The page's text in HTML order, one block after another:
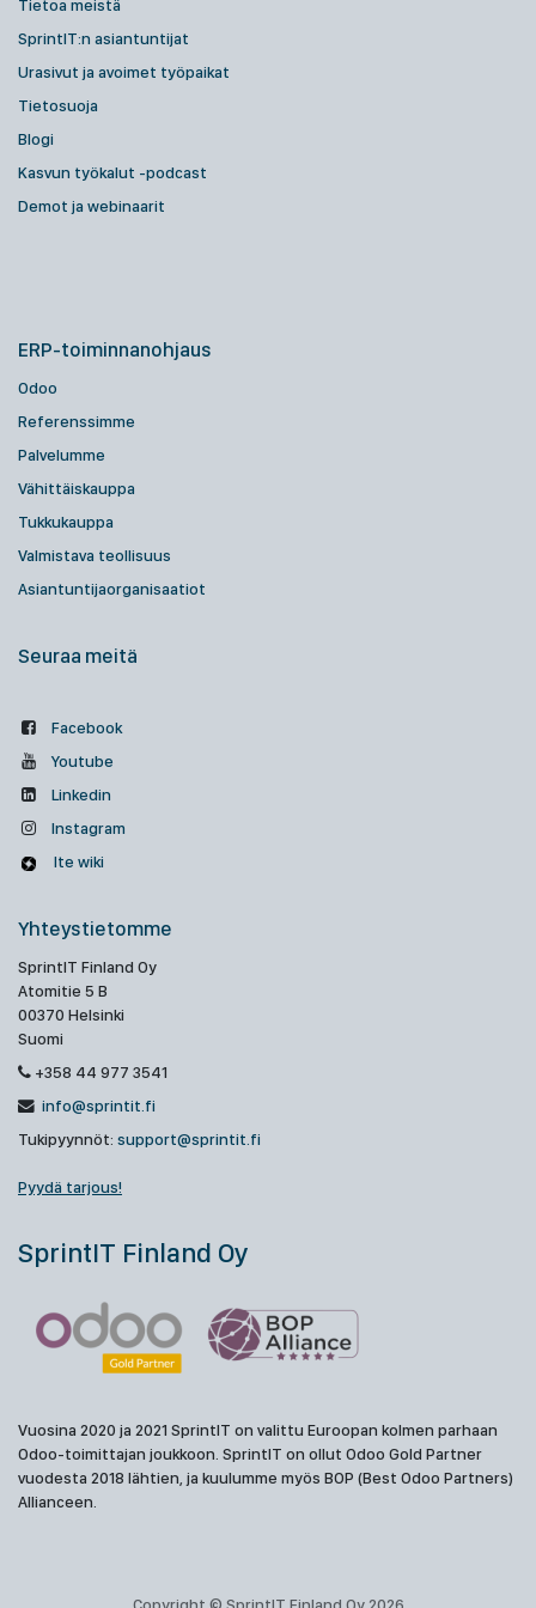
Tietoa meistä
SprintIT:n asiantuntijat
Urasivut ja avoimet työpaikat
Tietosuoja
Blogi
Kasvun työkalut -podcast
Demot ja webinaarit
ERP-toiminnanohjaus
Odoo
Referenssimme
Palvelumme
Vähittäiskauppa
Tukkukauppa
Valmistava teollisuus
Asiantuntijaorganisaatiot
Seuraa meitä
Facebook
Youtube
Linkedin
Instagram
Ite wiki
Yhteystietomme
SprintIT Finland Oy
Atomitie 5 B
00370 Helsinki
Suomi
+358 44 977 3541
info@sprintit.fi
Tukipyynnöt: support@sprintit.fi
Pyydä tarjous!
SprintIT Finland Oy
Vuosina 2020 ja 2021 SprintIT on valittu Euroopan kolmen parhaan
Odoo-toimittajan joukkoon. SprintIT on ollut Odoo Gold Partner
vuodesta 2018 lähtien, ja kuulumme myös BOP (Best Odoo Partners)
Allianceen.
Copyright © SprintIT Finland Oy 2026